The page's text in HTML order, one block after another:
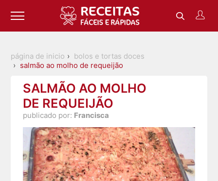
página de inicio
bolos e tortas doces
salmão ao molho de requeijão
SALMÃO AO MOLHO
DE REQUEIJÃO
publicado por: Francisca